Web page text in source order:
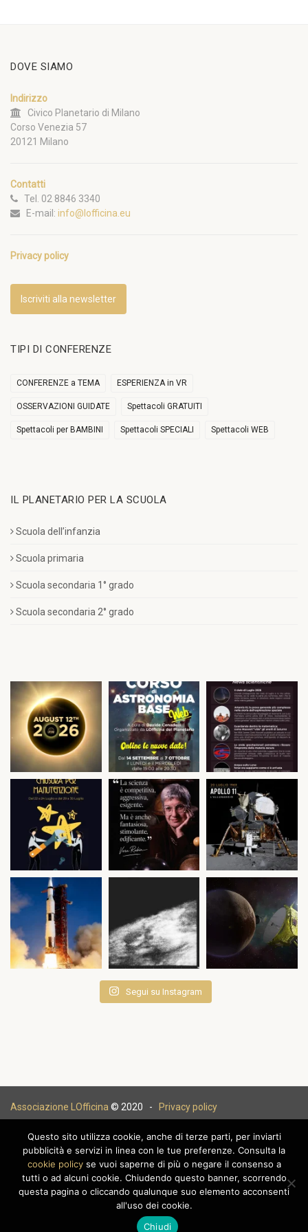
DOVE SIAMO
Indirizzo
Civico Planetario di Milano
Corso Venezia 57
20121 Milano
Contatti
Tel. 02 8846 3340
E-mail: info@lofficina.eu
Privacy policy
Iscriviti alla newsletter
TIPI DI CONFERENZE
CONFERENZE a TEMA ESPERIENZA in VR
OSSERVAZIONI GUIDATE Spettacoli GRATUITI
Spettacoli per BAMBINI Spettacoli SPECIALI Spettacoli WEB
IL PLANETARIO PER LA SCUOLA
Scuola dell’infanzia
Scuola primaria
Scuola secondaria 1° grado
Scuola secondaria 2° grado
Segui su Instagram
Associazione LOfficina © 2020 - Privacy policy
Questo sito utilizza cookie, anche di terze parti, per inviarti
pubblicità e servizi in linea con le tue preferenze. Consulta la
cookie policyse vuoi saperne di più o negare il consenso a
tutti o ad alcuni cookie. Chiudendo questo banner, scorrendo
questa pagina o cliccando qualunque suo elemento acconsenti
all'uso dei cookie.
Chiudi